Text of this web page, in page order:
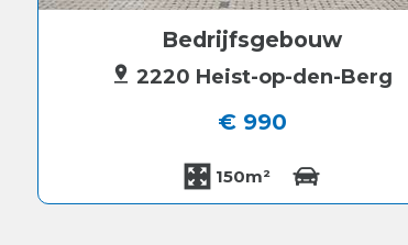
Bedrijfsgebouw
2220 Heist-op-den-Berg
€ 990
150m²